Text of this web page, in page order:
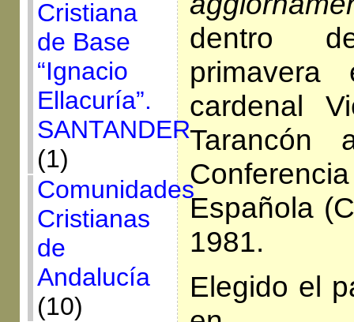
Cristiana
de Base
“Ignacio
Ellacuría”.
SANTANDER
(1)
Comunidades
Cristianas
de
Andalucía
(10)
dentro
cardenal
Española
1981.
Elegido el